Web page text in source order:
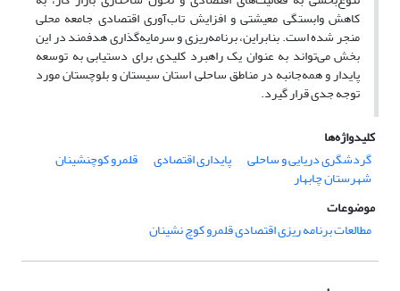
کاهش وابستگی معیشتی و افزایش تاب‌آوری اقتصادی جامعه محلی
منجر شده است. بنابراین، برنامه‌ریزی و سرمایه‌گذاری هدفمند در این
بخش می‌تواند به عنوان یک راهبرد کلیدی برای دستیابی به توسعه
پایدار و همه‌جانبه در مناطق ساحلی استان سیستان و بلوچستان مورد
توجه جدی قرار گیرد.
کلیدواژه‌ها
گردشگری دریایی و ساحلی
پایداری اقتصادی قلمرو کوچ­نشینان
شهرستان چابهار
موضوعات
مطالعات برنامه ریزی اقتصادی قلمرو کوچ نشینان